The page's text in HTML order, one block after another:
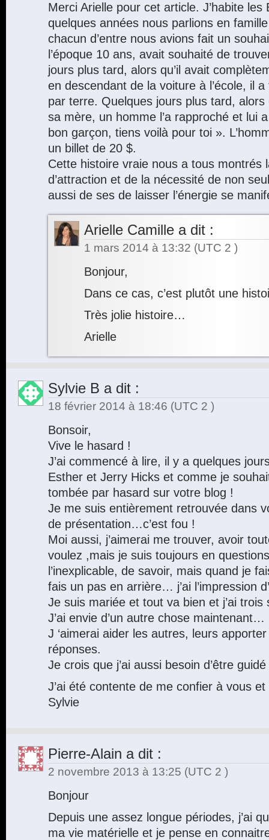
Merci Arielle pour cet article. J’habite
quelques années nous parlions en
chacun d’entre nous avions fait un
l’époque 10 ans, avait souhaité de
jours plus tard, alors qu’il avait
en descendant de la voiture à l’école, il
par terre. Quelques jours plus tard, alors
sa mère, un homme l’a rapproché et lui
bon garçon, tiens voilà pour toi ».
un billet de 20 $.
Cette histoire vraie nous a tous montrés
d’attraction et de la nécessité de non
aussi de ses de laisser l’énergie se
Arielle Camille a dit :
1 mars 2014 à 13:32 (UTC 2 )
Bonjour,
Dans ce cas, c’est plutôt une
Très jolie histoire…
Arielle
Sylvie B a dit :
18 février 2014 à 18:46 (UTC 2 )
Bonsoir,
Vive le hasard !
J’ai commencé à lire, il y a quelques
Esther et Jerry Hicks et comme je
tombée par hasard sur votre blog !
Je me suis entièrement retrouvée dans
de présentation…c’est fou !
Moi aussi, j’aimerai me trouver, avoir
voulez ,mais je suis toujours en
l’inexplicable, de savoir, mais quand je
fais un pas en arrière… j’ai l’impression
Je suis mariée et tout va bien et j’ai trois
J’ai envie d’un autre chose maintenant…
J ‘aimerai aider les autres, leurs
réponses.
Je crois que j’ai aussi besoin d’être guidé
J’ai été contente de me confier à vous et
Sylvie
Pierre-Alain a dit :
2 novembre 2013 à 13:25 (UTC 2 )
Bonjour
Depuis une assez longue périodes, j’ai
ma vie matérielle et je pense en